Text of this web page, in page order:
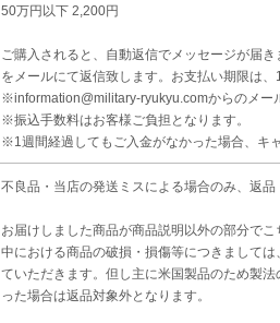
50万円以下 2,200円
ご購入されると、自動返信でメッセージが届
をメールにて返信致します。お支払い期限は、
※information@military-ryukyu.comからのメー
※振込手数料はお客様ご負担となります。
※1週間経過してもご入金がなかった場合、キ
不良品・当店の発送ミスによる場合のみ、返品
お届けしました商品が商品説明以外の部分で
中における商品の破損・損傷等につきまして
ていただきます。但し主に米国製品のため製
った場合は返品対象外となります。